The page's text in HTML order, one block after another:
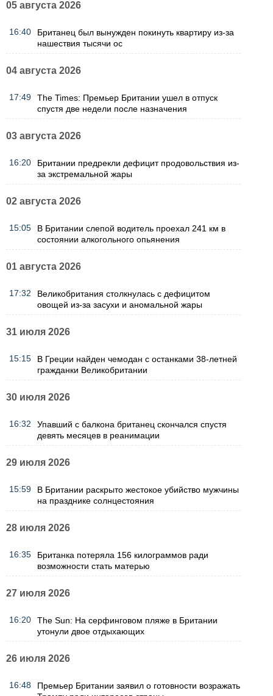
05 августа 2026
16:40
Британец был вынужден покинуть квартиру из-за
нашествия тысячи ос
04 августа 2026
17:49
The Times: Премьер Британии ушел в отпуск
спустя две недели после назначения
03 августа 2026
16:20
Британии предрекли дефицит продовольствия из-
за экстремальной жары
02 августа 2026
15:05
В Британии слепой водитель проехал 241 км в
состоянии алкогольного опьянения
01 августа 2026
17:32
Великобритания столкнулась с дефицитом
овощей из-за засухи и аномальной жары
31 июля 2026
15:15
В Греции найден чемодан с останками 38-летней
гражданки Великобритании
30 июля 2026
16:32
Упавший с балкона британец скончался спустя
девять месяцев в реанимации
29 июля 2026
15:59
В Британии раскрыто жестокое убийство мужчины
на празднике солнцестояния
28 июля 2026
16:35
Британка потеряла 156 килограммов ради
возможности стать матерью
27 июля 2026
16:20
The Sun: На серфинговом пляже в Британии
утонули двое отдыхающих
26 июля 2026
16:48
Премьер Британии заявил о готовности возражать